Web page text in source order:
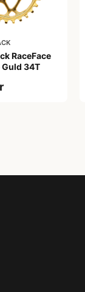
RaceFace
34T